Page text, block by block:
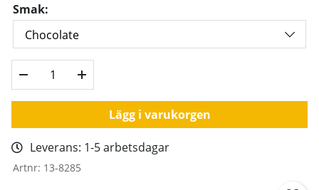
Smak:
Lägg i varukorgen
Leverans: 1-5 arbetsdagar
Artnr: 13-8285